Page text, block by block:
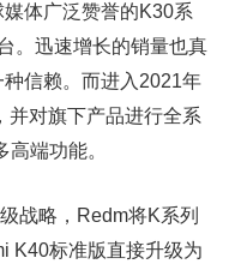
体广泛赞誉的K30系
。迅速增长的销量也真
信赖。而进入2021年
并对旗下产品进行全系
端功能。
略，Redm将K系列
K40标准版直接升级为